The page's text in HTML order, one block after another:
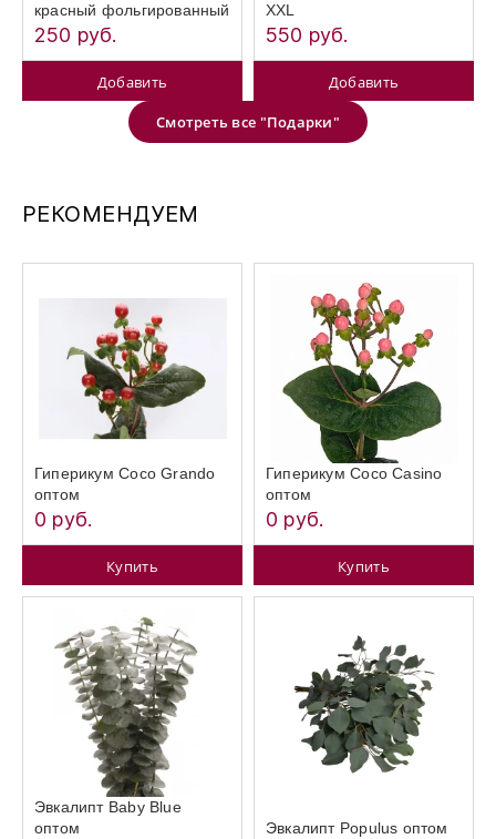
красный фольгированный
250 руб.
Добавить
XXL
550 руб.
Добавить
Смотреть все "Подарки"
РЕКОМЕНДУЕМ
Гиперикум Coco Grando
оптом
0 руб.
Купить
Гиперикум Coco Casino
оптом
0 руб.
Купить
Эвкалипт Baby Blue
оптом
Эвкалипт Populus оптом